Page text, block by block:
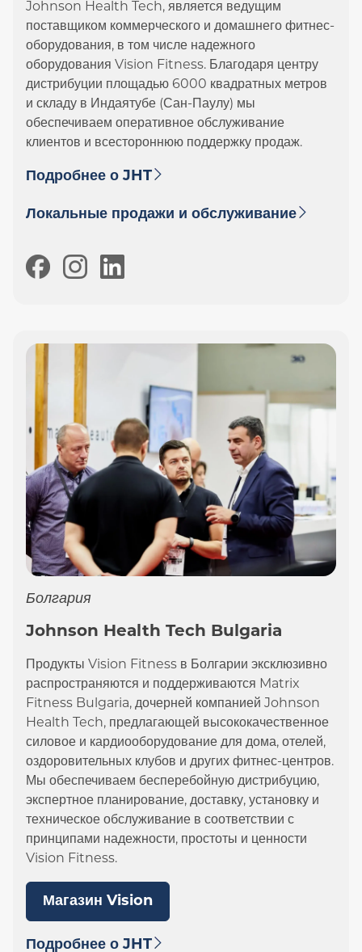
Johnson Health Tech, является ведущим
поставщиком коммерческого и домашнего фитнес-
оборудования, в том числе надежного
оборудования Vision Fitness. Благодаря центру
дистрибуции площадью 6000 квадратных метров
и складу в Индаятубе (Сан-Паулу) мы
обеспечиваем оперативное обслуживание
клиентов и всестороннюю поддержку продаж.
Подробнее о JHT
Локальные продажи и обслуживание
Болгария
Johnson Health Tech Bulgaria
Продукты Vision Fitness в Болгарии эксклюзивно
распространяются и поддерживаются Matrix
Fitness Bulgaria, дочерней компанией Johnson
Health Tech, предлагающей высококачественное
силовое и кардиооборудование для дома, отелей,
оздоровительных клубов и других фитнес-центров.
Мы обеспечиваем бесперебойную дистрибуцию,
экспертное планирование, доставку, установку и
техническое обслуживание в соответствии с
принципами надежности, простоты и ценности
Vision Fitness.
Магазин Vision
Подробнее о JHT